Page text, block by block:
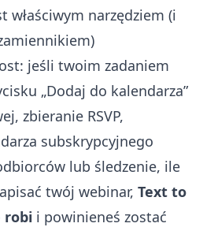
właściwym narzędziem (i
jeśli twoim zadaniem
„Dodaj do kalendarza”
zbieranie RSVP,
subskrypcyjnego
lub śledzenie, ile
twój webinar, Text to
robi i powinieneś zostać